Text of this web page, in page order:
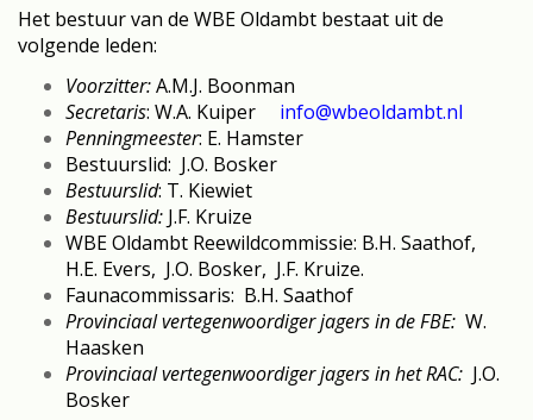
Het bestuur van de WBE Oldambt bestaat uit de
volgende leden:
Voorzitter:A.M.J. Boonman
Secretaris: W.A. Kuiper
info@wbeoldambt.nl
Penningmeester: E. Hamster
Bestuurslid: J.O. Bosker
Bestuurslid: T. Kiewiet
Bestuurslid: J.F. Kruize
WBE Oldambt Reewildcommissie: B.H. Saathof,
H.E. Evers, J.O. Bosker, J.F. Kruize.
Faunacommissaris: B.H. Saathof
Provinciaal vertegenwoordiger jagers in de FBE: W.
Haasken
Provinciaal vertegenwoordiger jagers in het RAC: J.O.
Bosker